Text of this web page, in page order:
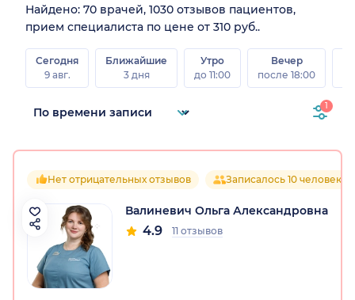
Найдено: 70 врачей, 1030 отзывов пациентов,
прием специалиста по цене от 310 руб..
Сегодня
9 авг.
Ближайшие
3 дня
Утро
до 11:00
Вечер
после 18:00
1
Нет отрицательных отзывов Записалось 10 человек
Валиневич Ольга Александровна
4.9 11 отзывов